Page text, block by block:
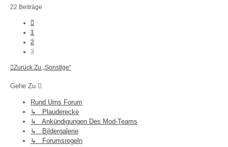
22 Beiträge
1
2
3
Zurück Zu „Sonstige“
Gehe Zu
Rund Ums Forum
↳ Plauderecke
↳ Ankündigungen Des Mod-Teams
↳ Bildergalerie
↳ Forumsregeln